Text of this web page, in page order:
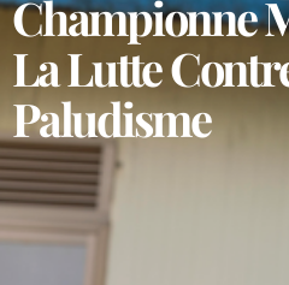
Championne
La Lutte
Paludisme